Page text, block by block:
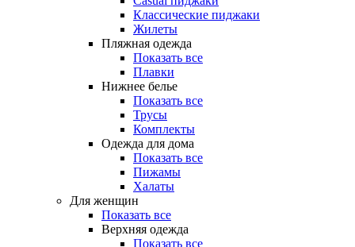
Классические пиджаки
Жилеты
Пляжная одежда
Показать все
Плавки
Нижнее белье
Показать все
Трусы
Комплекты
Одежда для дома
Показать все
Пижамы
Халаты
Для женщин
Показать все
Верхняя одежда
Показать все